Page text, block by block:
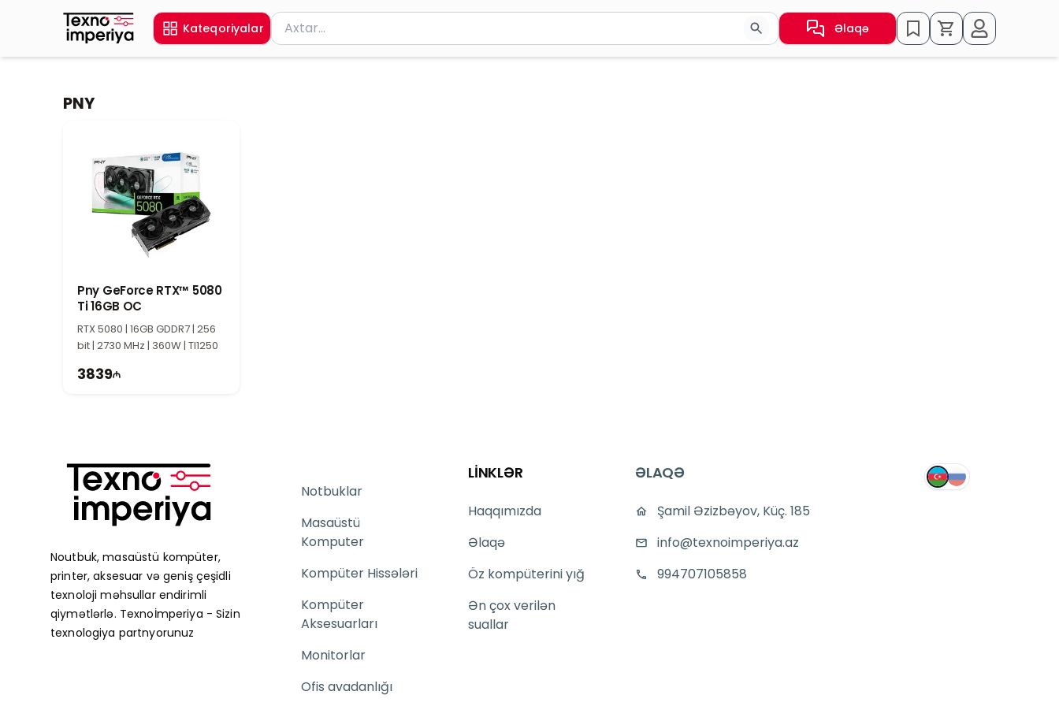
Kateqoriyalar Məhsul axtar
Axtarış üçün ən azı 2 simvol yazın. Göndərmək üçün Enter düyməsini basın və ya nəticələr arasında keçid etmək üçün ox
Əlaqə
PNY
Pny GeForce RTX™ 5080
Ti 16GB OC
RTX 5080 | 16GB GDDR7 | 256
bit | 2730 MHz | 360W | TI1250
3839
Noutbuk, masaüstü kompüter,
printer, aksesuar və geniş çeşidli
texnoloji məhsullar endirimli
qiymətlərlə. Texnoİmperiya - Sizin
texnologiya partnyorunuz
Notbuklar
Masaüstü
Komputer
Kompüter Hissələri
Kompüter
Aksesuarları
Monitorlar
Ofis avadanlığı
LİNKLƏR
Haqqımızda
Əlaqə
Öz kompüterini yığ
Ən çox verilən
suallar
ƏLAQƏ
Şamil Əzizbəyov, Küç. 185
info@texnoimperiya.az
994707105858